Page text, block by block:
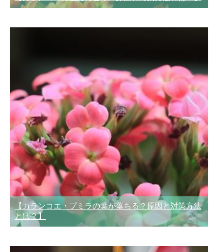
【カランコエ・プミラの葉が落ちる？原因と対策方法
とは？】